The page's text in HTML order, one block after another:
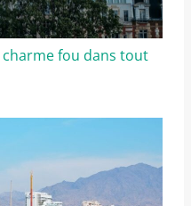
fou dans tout